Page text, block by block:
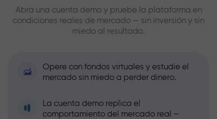
Abra una cuenta demo y pruebe la plataforma en
condiciones reales de mercado — sin inversión y sin
miedo al resultado.
Opere con fondos virtuales y estudie el
mercado sin miedo a perder dinero.
La cuenta demo replica el
comportamiento del mercado real —